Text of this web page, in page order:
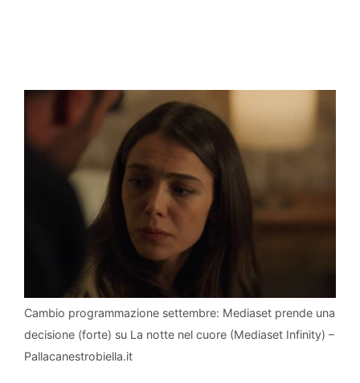
Cambio programmazione settembre: Mediaset prende una
decisione (forte) su La notte nel cuore (Mediaset Infinity) –
Pallacanestrobiella.it